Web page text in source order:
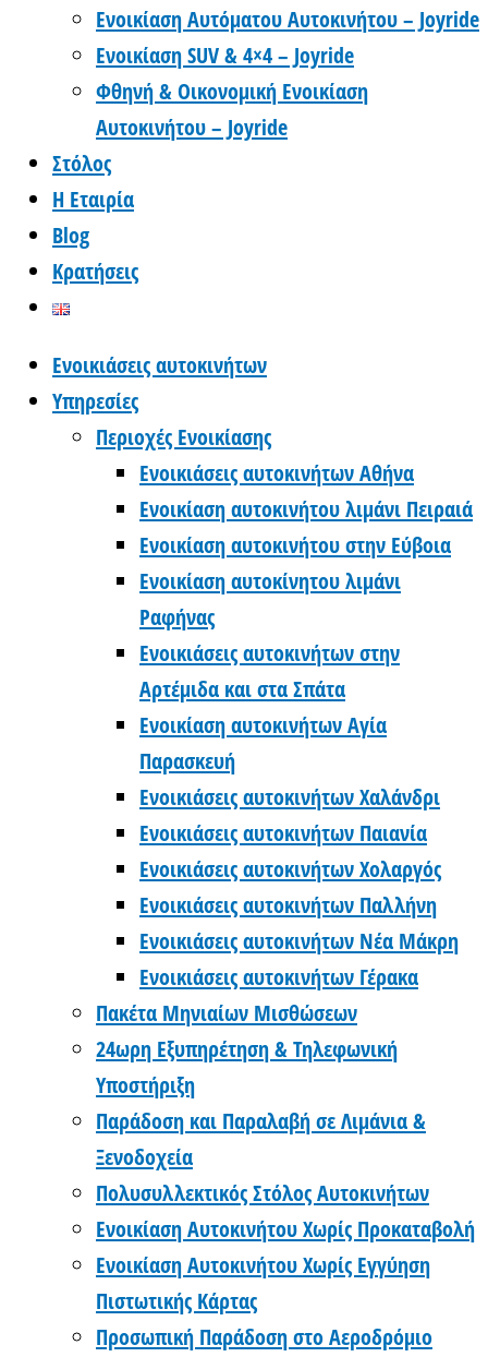
Ενοικίαση Αυτόματου Αυτοκινήτου – Joyride
Ενοικίαση SUV & 4×4 – Joyride
Φθηνή & Οικονομική Ενοικίαση
Αυτοκινήτου – Joyride
Στόλος
Η Εταιρία
Blog
Κρατήσεις
Ενοικιάσεις αυτοκινήτων
Υπηρεσίες
Περιοχές Ενοικίασης
Ενοικιάσεις αυτοκινήτων Αθήνα
Ενοικίαση αυτοκινήτου λιμάνι Πειραιά
Ενοικίαση αυτοκινήτου στην Εύβοια
Ενοικίαση αυτοκίνητου λιμάνι
Ραφήνας
Ενοικιάσεις αυτοκινήτων στην
Αρτέμιδα και στα Σπάτα
Ενοικίαση αυτοκινήτων Αγία
Παρασκευή
Ενοικιάσεις αυτοκινήτων Χαλάνδρι
Ενοικιάσεις αυτοκινήτων Παιανία
Ενοικιάσεις αυτοκινήτων Χολαργός
Ενοικιάσεις αυτοκινήτων Παλλήνη
Ενοικιάσεις αυτοκινήτων Νέα Μάκρη
Ενοικιάσεις αυτοκινήτων Γέρακα
Πακέτα Μηνιαίων Μισθώσεων
24ωρη Εξυπηρέτηση & Τηλεφωνική
Υποστήριξη
Παράδοση και Παραλαβή σε Λιμάνια &
Ξενοδοχεία
Πολυσυλλεκτικός Στόλος Αυτοκινήτων
Ενοικίαση Αυτοκινήτου Χωρίς Προκαταβολή
Ενοικίαση Αυτοκινήτου Χωρίς Εγγύηση
Πιστωτικής Κάρτας
Προσωπική Παράδοση στο Αεροδρόμιο